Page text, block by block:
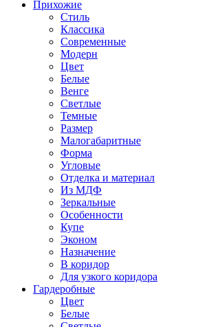
Прихожие
Стиль
Классика
Современные
Модерн
Цвет
Белые
Венге
Светлые
Темные
Размер
Малогабаритные
Форма
Угловые
Отделка и материал
Из МДФ
Зеркальные
Особенности
Купе
Эконом
Назначение
В коридор
Для узкого коридора
Гардеробные
Цвет
Белые